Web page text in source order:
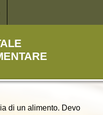
di un alimento. Devo